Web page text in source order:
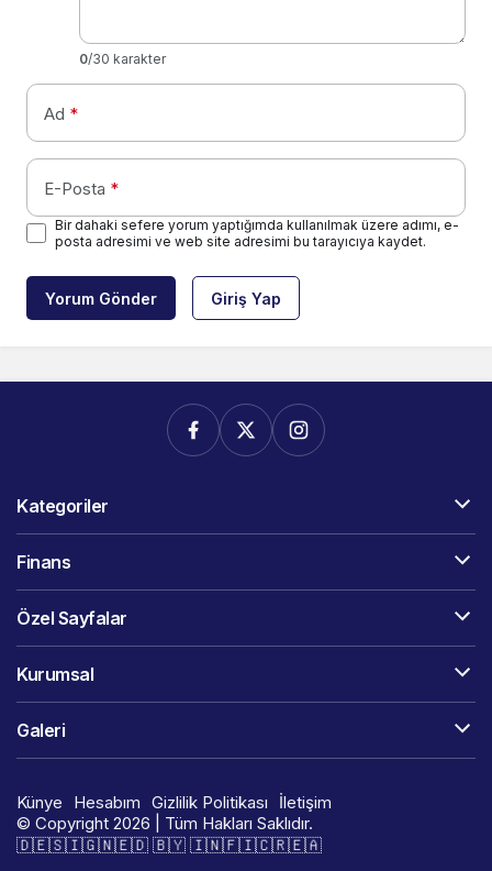
0/30 karakter
Ad *
E-Posta *
Bir dahaki sefere yorum yaptığımda kullanılmak üzere adımı, e-
posta adresimi ve web site adresimi bu tarayıcıya kaydet.
Yorum Gönder Giriş Yap
Kategoriler
Finans
Özel Sayfalar
Kurumsal
Galeri
Künye Hesabım Gizlilik Politikası
İletişim
© Copyright 2026 | Tüm Hakları Saklıdır.
🇩​​​​​🇪​​​​​🇸​​​​​🇮​​​​​🇬​​​​​🇳​​​​​🇪​​​​​🇩​​​​​ 🇧​​​​​🇾​​​​​ 🇮​​​​​🇳​​​​​🇫​​​​​🇮​​​​​🇨​​​​​🇷​​​​​🇪​​​​​🇦​​​​​​​​​​